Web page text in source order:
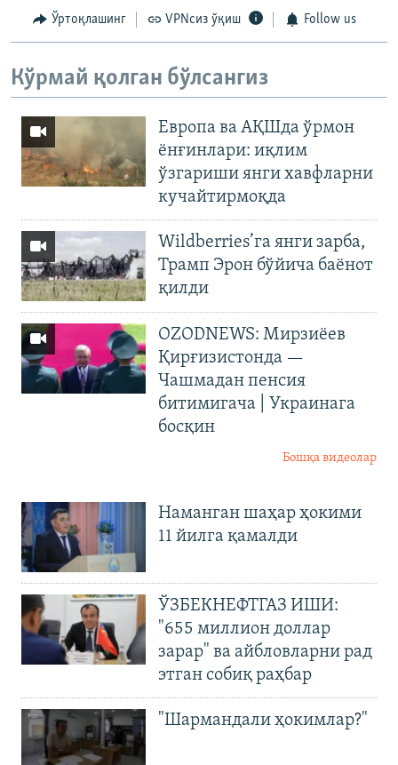
Ўртоқлашинг VPNсиз ўқиш Follow us
Кўрмай қолган бўлсангиз
Европа ва АҚШда ўрмон
ёнғинлари: иқлим
ўзгариши янги хавфларни
кучайтирмоқда
Wildberries’га янги зарба,
Трамп Эрон бўйича баёнот
қилди
OZODNEWS: Мирзиёев
Қирғизистонда —
Чашмадан пенсия
битимигача | Украинага
босқин
Бошқа видеолар
Наманган шаҳар ҳокими
11 йилга қамалди
ЎЗБЕКНЕФТГАЗ ИШИ:
"655 миллион доллар
зарар" ва айбловларни рад
этган собиқ раҳбар
"Шармандали ҳокимлар?"